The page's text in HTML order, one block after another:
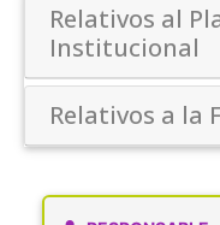
Relativos al
Institucional
Relativos a la